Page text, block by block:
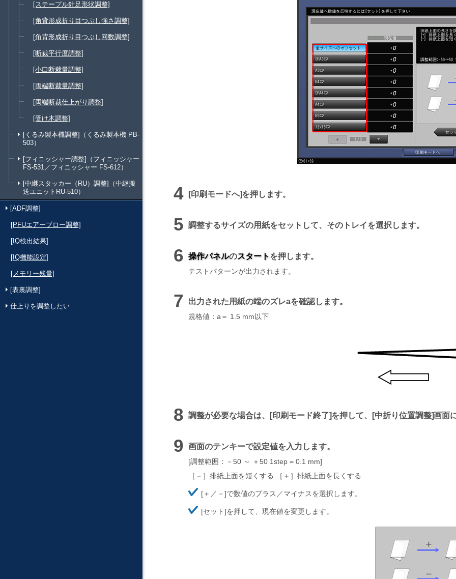
[ステープル針足形状調整]
[角背形成折り目つぶし強さ調整]
[角背形成折り目つぶし回数調整]
[断裁平行度調整]
[小口断裁量調整]
[両端断裁量調整]
[両端断裁仕上がり調整]
[受け木調整]
[くるみ製本機調整]（くるみ製本機 PB-
503）
[フィニッシャー調整]（フィニッシャー
FS-531／フィニッシャー FS-612）
[中継スタッカー（RU）調整]（中継搬
送ユニットRU-510）
[ADF調整]
[PFUエアーブロー調整]
[IQ検出結果]
[IQ機能設定]
[メモリー残量]
[表裏調整]
仕上りを調整したい
印刷モードへ を押します。
調整するサイズの用紙をセットして、そのトレイを選択します。
操作パネルのスタートを押します。
テストパターンが出力されます。
出力された用紙の端のズレaを確認します。
規格値：a＝ 1.5 mm以下
調整が必要な場合は、 印刷モード終了 を押して、 中折り位置調整 画面
画面のテンキーで設定値を入力します。
調整範囲：－50 ～ ＋50 1step = 0.1 mm
［－］排紙上面を短くする ［＋］排紙上面を長くする
ほ
そ
く
＋／－ で数値のプラス／マイナスを選択します。
ほ
そ
セット を押して、現在値を変更します。